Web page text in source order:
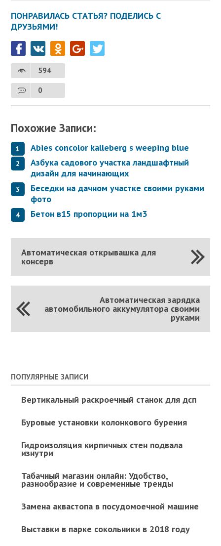
ПОНРАВИЛАСЬ СТАТЬЯ? ПОДЕЛИСЬ С
ДРУЗЬЯМИ!
594
0
Похожие Записи:
Abies concolor kalleberg s weeping blue
Азбука садового участка ландшафтный
дизайн для начинающих
Беседки на дачном участке своими руками
фото
Бетон в15 пропорции на 1м3
Автоматическая открывашка для
консерв
Автоматическая зарядка
автомобильного аккумулятора своими
руками
ПОПУЛЯРНЫЕ ЗАПИСИ
Вертикальный раскроечный станок для дсп
Буровые установки колонкового бурения
Гидроизоляция кирпичных стен подвала
изнутри
Табачный магазин онлайн: Удобство,
разнообразие и современные тренды
Замена аквастопа в посудомоечной машине
Выставки в парке сокольники в 2018 году